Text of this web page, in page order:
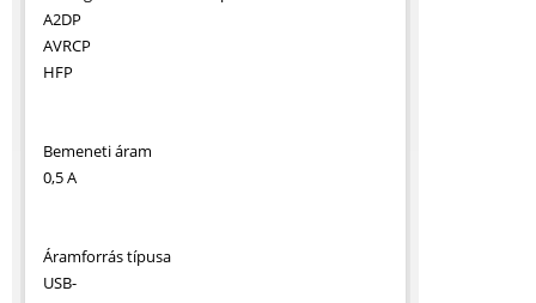
A2DP
AVRCP
HFP
Bemeneti áram
0,5 A
Áramforrás típusa
USB-